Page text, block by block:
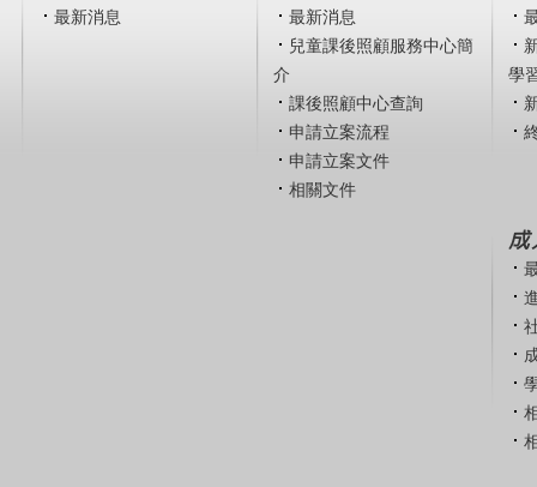
最新消息
最新消息
兒童課後照顧服務中心簡
介
課後照顧中心查詢
申請立案流程
申請立案文件
相關文件
學